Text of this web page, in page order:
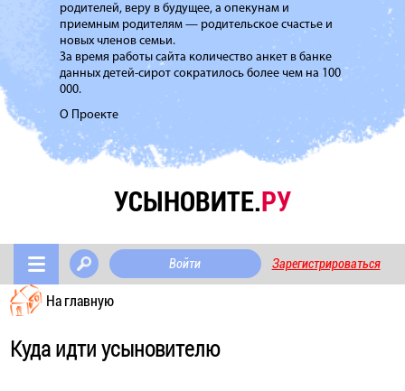
родителей, веру в будущее, а опекунам и
приемным родителям — родительское счастье и
новых членов семьи.
За время работы сайта количество анкет в банке
данных детей-сирот сократилось более чем на 100
000.
О Проекте
УСЫНОВИТЕ.РУ
Войти Зарегистрироваться
На главную
Куда идти усыновителю